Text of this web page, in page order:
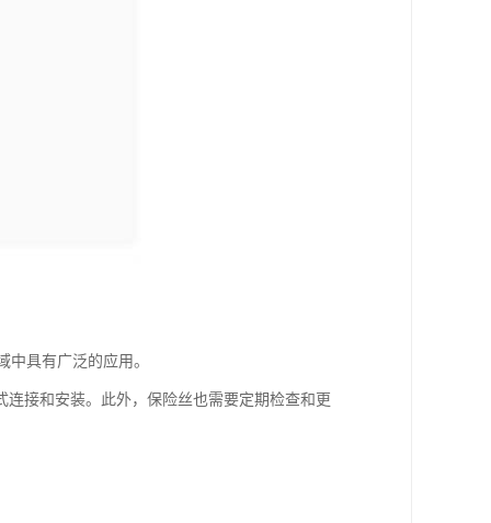
具有广泛的应用。
接和安装。此外，保险丝也需要定期检查和更